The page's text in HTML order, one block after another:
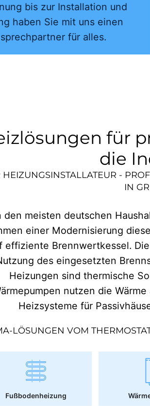
bis zur Installation und
haben Sie mit uns einen
für alles.
für
die
HEIZUNGSINSTALLATEUR -
IN
den meisten deutschen
einer Modernisierung
effiziente Brennwertkessel.
des eingesetzten
Heizungen sind thermische
nutzen die
Heizsysteme für
LÖSUNGEN VOM
Fußbodenheizung